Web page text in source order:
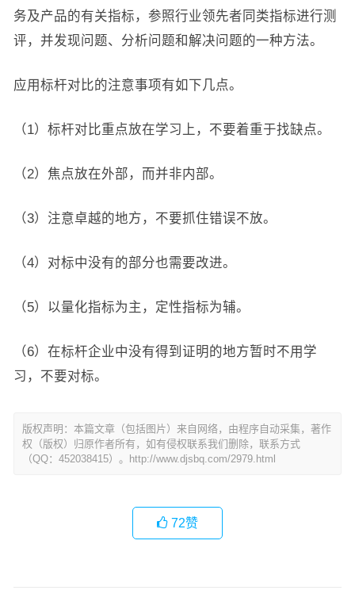
务及产品的有关指标，参照行业领先者同类指标进行测
评，并发现问题、分析问题和解决问题的一种方法。
应用标杆对比的注意事项有如下几点。
（1）标杆对比重点放在学习上，不要着重于找缺点。
（2）焦点放在外部，而并非内部。
（3）注意卓越的地方，不要抓住错误不放。
（4）对标中没有的部分也需要改进。
（5）以量化指标为主，定性指标为辅。
（6）在标杆企业中没有得到证明的地方暂时不用学
习，不要对标。
版权声明：本篇文章（包括图片）来自网络，由程序自动采集，著作
权（版权）归原作者所有，如有侵权联系我们删除，联系方式
（QQ：452038415）。http://www.djsbq.com/2979.html
72赞